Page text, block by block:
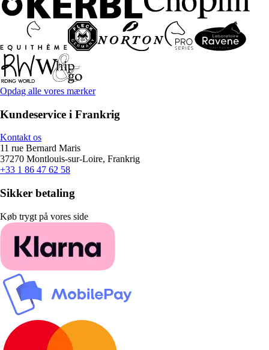
Opdag alle vores mærker
Kundeservice i Frankrig
Kontakt os
11 rue Bernard Maris
37270 Montlouis-sur-Loire, Frankrig
+33 1 86 47 62 58
Sikker betaling
Køb trygt på vores side